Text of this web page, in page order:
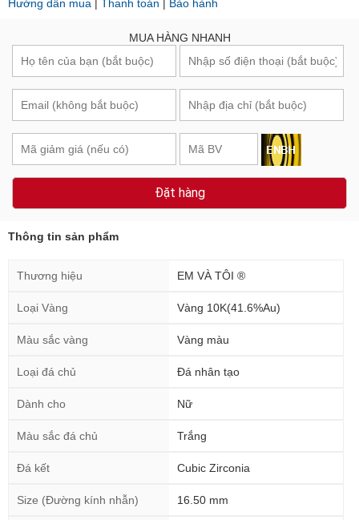
Hướng dẫn mua | Thanh toán | Bảo hành
MUA HÀNG NHANH
Đặt hàng
Thông tin sản phẩm
Thương hiệu EM VÀ TÔI ®
Loại Vàng Vàng 10K(41.6%Au)
Màu sắc vàng Vàng màu
Loại đá chủ Đá nhân tạo
Dành cho Nữ
Màu sắc đá chủ Trắng
Đá kết Cubic Zirconia
Size (Đường kính nhẫn) 16.50 mm